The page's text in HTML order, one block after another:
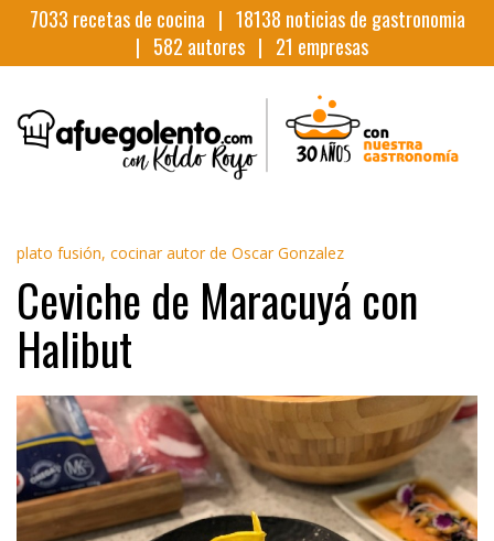
7033 recetas de cocina | 18138 noticias de gastronomia
| 582 autores | 21 empresas
plato fusión, cocinar autor de Oscar Gonzalez
Ceviche de Maracuyá con
Halibut